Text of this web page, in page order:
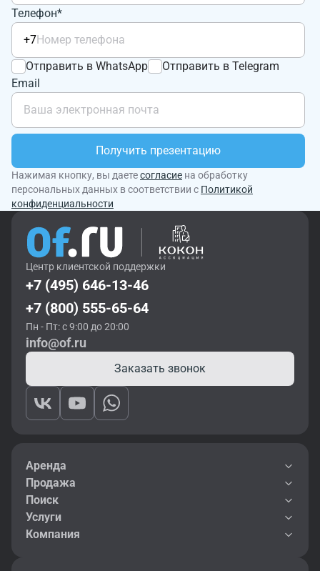
Телефон*
+7
Отправить в WhatsApp
Отправить в Telegram
Email
Получить презентацию
Нажимая кнопку, вы даетесогласие на обработку
персональных данных в соответствии с Политикой
конфиденциальности
Центр клиентской поддержки
+7 (495) 646-13-46
+7 (800) 555-65-64
Пн - Пт: с 9:00 до 20:00
info@of.ru
Заказать звонок
Аренда
Продажа
Поиск
Услуги
Компания